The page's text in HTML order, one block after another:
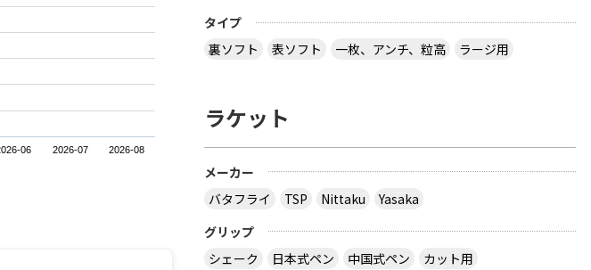
06 2026-07 2026-08
タイプ
裏ソフト
表ソフト 一枚、アンチ、粒高 ラージ用
ラケット
メーカー
バタフライ
TSP Nittaku
Yasaka
グリップ
シェーク
日本式ペン 中国式ペン
カット用